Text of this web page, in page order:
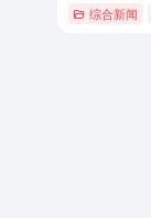
综合新闻